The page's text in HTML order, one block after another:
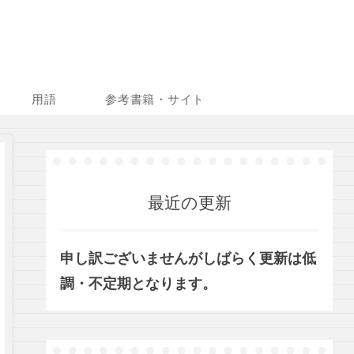
用語 参考書籍・サイト
最近の更新
申し訳ございませんがしばらく更新は低
調・不定期となります。